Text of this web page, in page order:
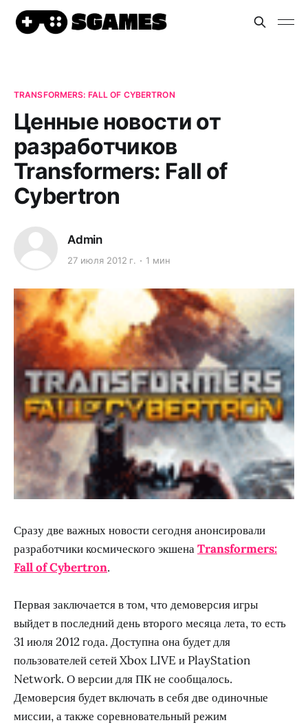
TRANSFORMERS: FALL OF CYBERTRON
Ценные новости от
разработчиков
Transformers: Fall of
Cybertron
Admin
27 июля 2012 г. 1 мин
Сразу две важных новости сегодня анонсировали
разработчики космического экшенаTransformers:
Fall of Cybertron.
Первая заключается в том, что демоверсия игры
выйдет в последний день второго месяца лета, то есть
31 июля 2012 года. Доступна она будет для
пользователей сетей Xbox LIVE и PlayStation
Network. О версии для ПК не сообщалось.
Демоверсия будет включать в себя две одиночные
миссии, а также соревновательный режим